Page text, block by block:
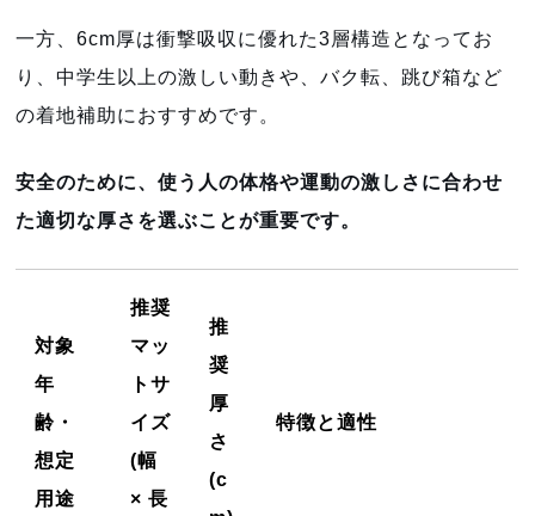
一方、6cm厚は衝撃吸収に優れた3層構造となってお
り、中学生以上の激しい動きや、バク転、跳び箱など
の着地補助におすすめです。
安全のために、使う人の体格や運動の激しさに合わせ
た適切な厚さを選ぶことが重要です。
対象
年
齢・
想定
用途
推奨
マッ
トサ
イズ
(幅
× 長
推
奨
厚
さ
(c
特徴と適性